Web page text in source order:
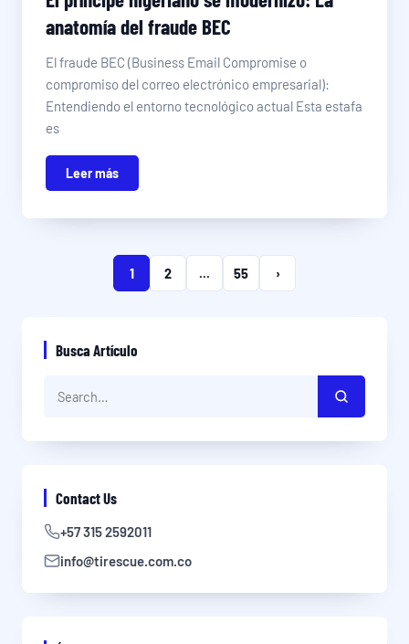
anatomía del fraude BEC
El fraude BEC (Business Email Compromise o
compromiso del correo electrónico empresarial):
Entendiendo el entorno tecnológico actual Esta estafa
es
Leer más
1 2 ... 55 ›
Busca Artículo
Contact Us
+57 315 2592011
info@tirescue.com.co